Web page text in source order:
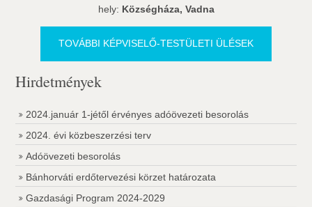
hely: Községháza, Vadna
TOVÁBBI KÉPVISELŐ-TESTÜLETI ÜLÉSEK
Hirdetmények
2024.január 1-jétől érvényes adóövezeti besorolás
2024. évi közbeszerzési terv
Adóövezeti besorolás
Bánhorváti erdőtervezési körzet határozata
Gazdasági Program 2024-2029